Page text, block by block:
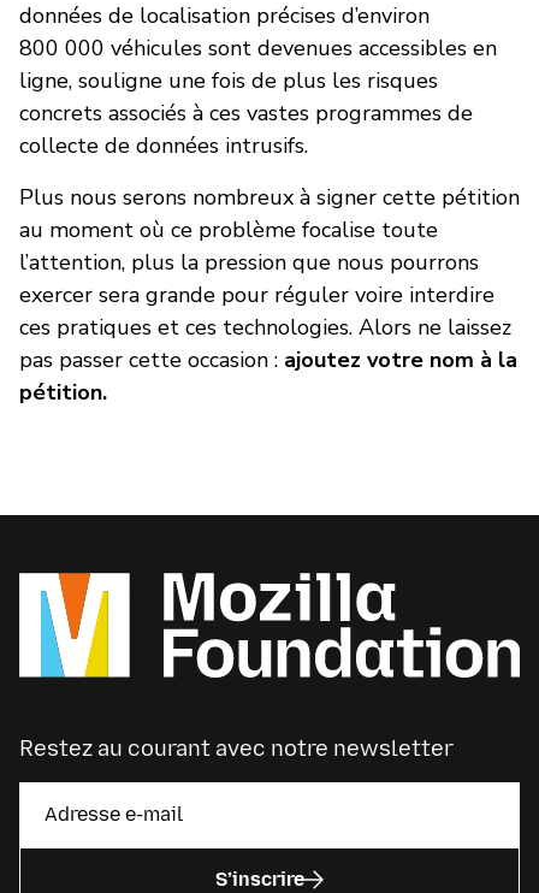
données de localisation précises d’environ
800 000 véhicules sont devenues accessibles en
ligne, souligne une fois de plus les risques
concrets associés à ces vastes programmes de
collecte de données intrusifs.
Plus nous serons nombreux à signer cette pétition
au moment où ce problème focalise toute
l’attention, plus la pression que nous pourrons
exercer sera grande pour réguler voire interdire
ces pratiques et ces technologies. Alors ne laissez
pas passer cette occasion : ajoutez votre nom à la
pétition.
Restez au courant avec notre newsletter
S’inscrire